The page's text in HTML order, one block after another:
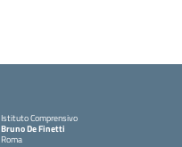
Istituto Comprensivo
Bruno De Finetti
Roma